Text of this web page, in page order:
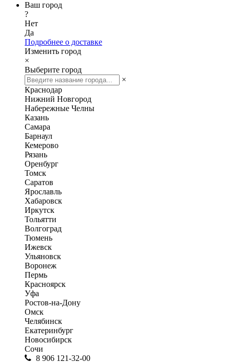
Ваш город
?
Нет
Да
Подробнее о доставке
Изменить город
×
Выберите город
×
Краснодар
Нижний Новгород
Набережные Челны
Казань
Самара
Барнаул
Кемерово
Рязань
Оренбург
Томск
Саратов
Ярославль
Хабаровск
Иркутск
Тольятти
Волгоград
Тюмень
Ижевск
Ульяновск
Воронеж
Пермь
Красноярск
Уфа
Ростов-на-Дону
Омск
Челябинск
Екатеринбург
Новосибирск
Сочи
8 906 121-32-00